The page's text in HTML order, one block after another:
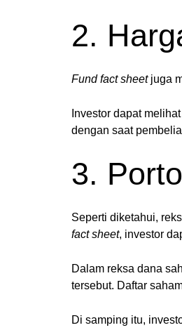
2.
Fund fact sheetjuga
Investor dapat
dengan saat
3.
Seperti diketahui,
fact sheet, investor
Dalam reksa dana
tersebut. Daftar
Di samping itu,